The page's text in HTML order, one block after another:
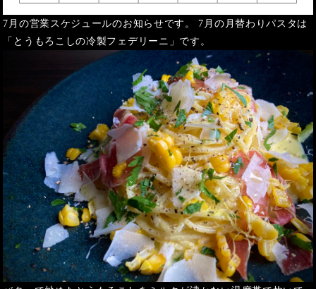
7月の営業スケジュールのお知らせです。 7月の月替わりパスタは
「とうもろこしの冷製フェデリーニ」です。